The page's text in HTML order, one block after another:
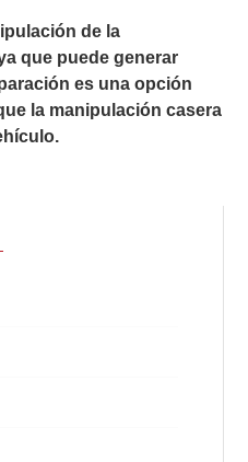
de la
que puede generar
es una opción
la manipulación casera